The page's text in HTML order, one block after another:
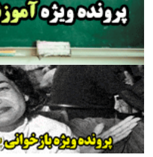
تغییر رویه دشمن در ترور از شیخ فضل‌الله تا
خرید قسطی اولش خنده و آخرش گریه است!
فوتبال و آن «بالا»!
راهبرد غافلگیری با نسل جدید پهپاد‌ها
جنجال پزشکان تقلبی در صنعت زیبایی
یهودی‌ها در ادبیات داستانی اروپا؛ از شکسپیر